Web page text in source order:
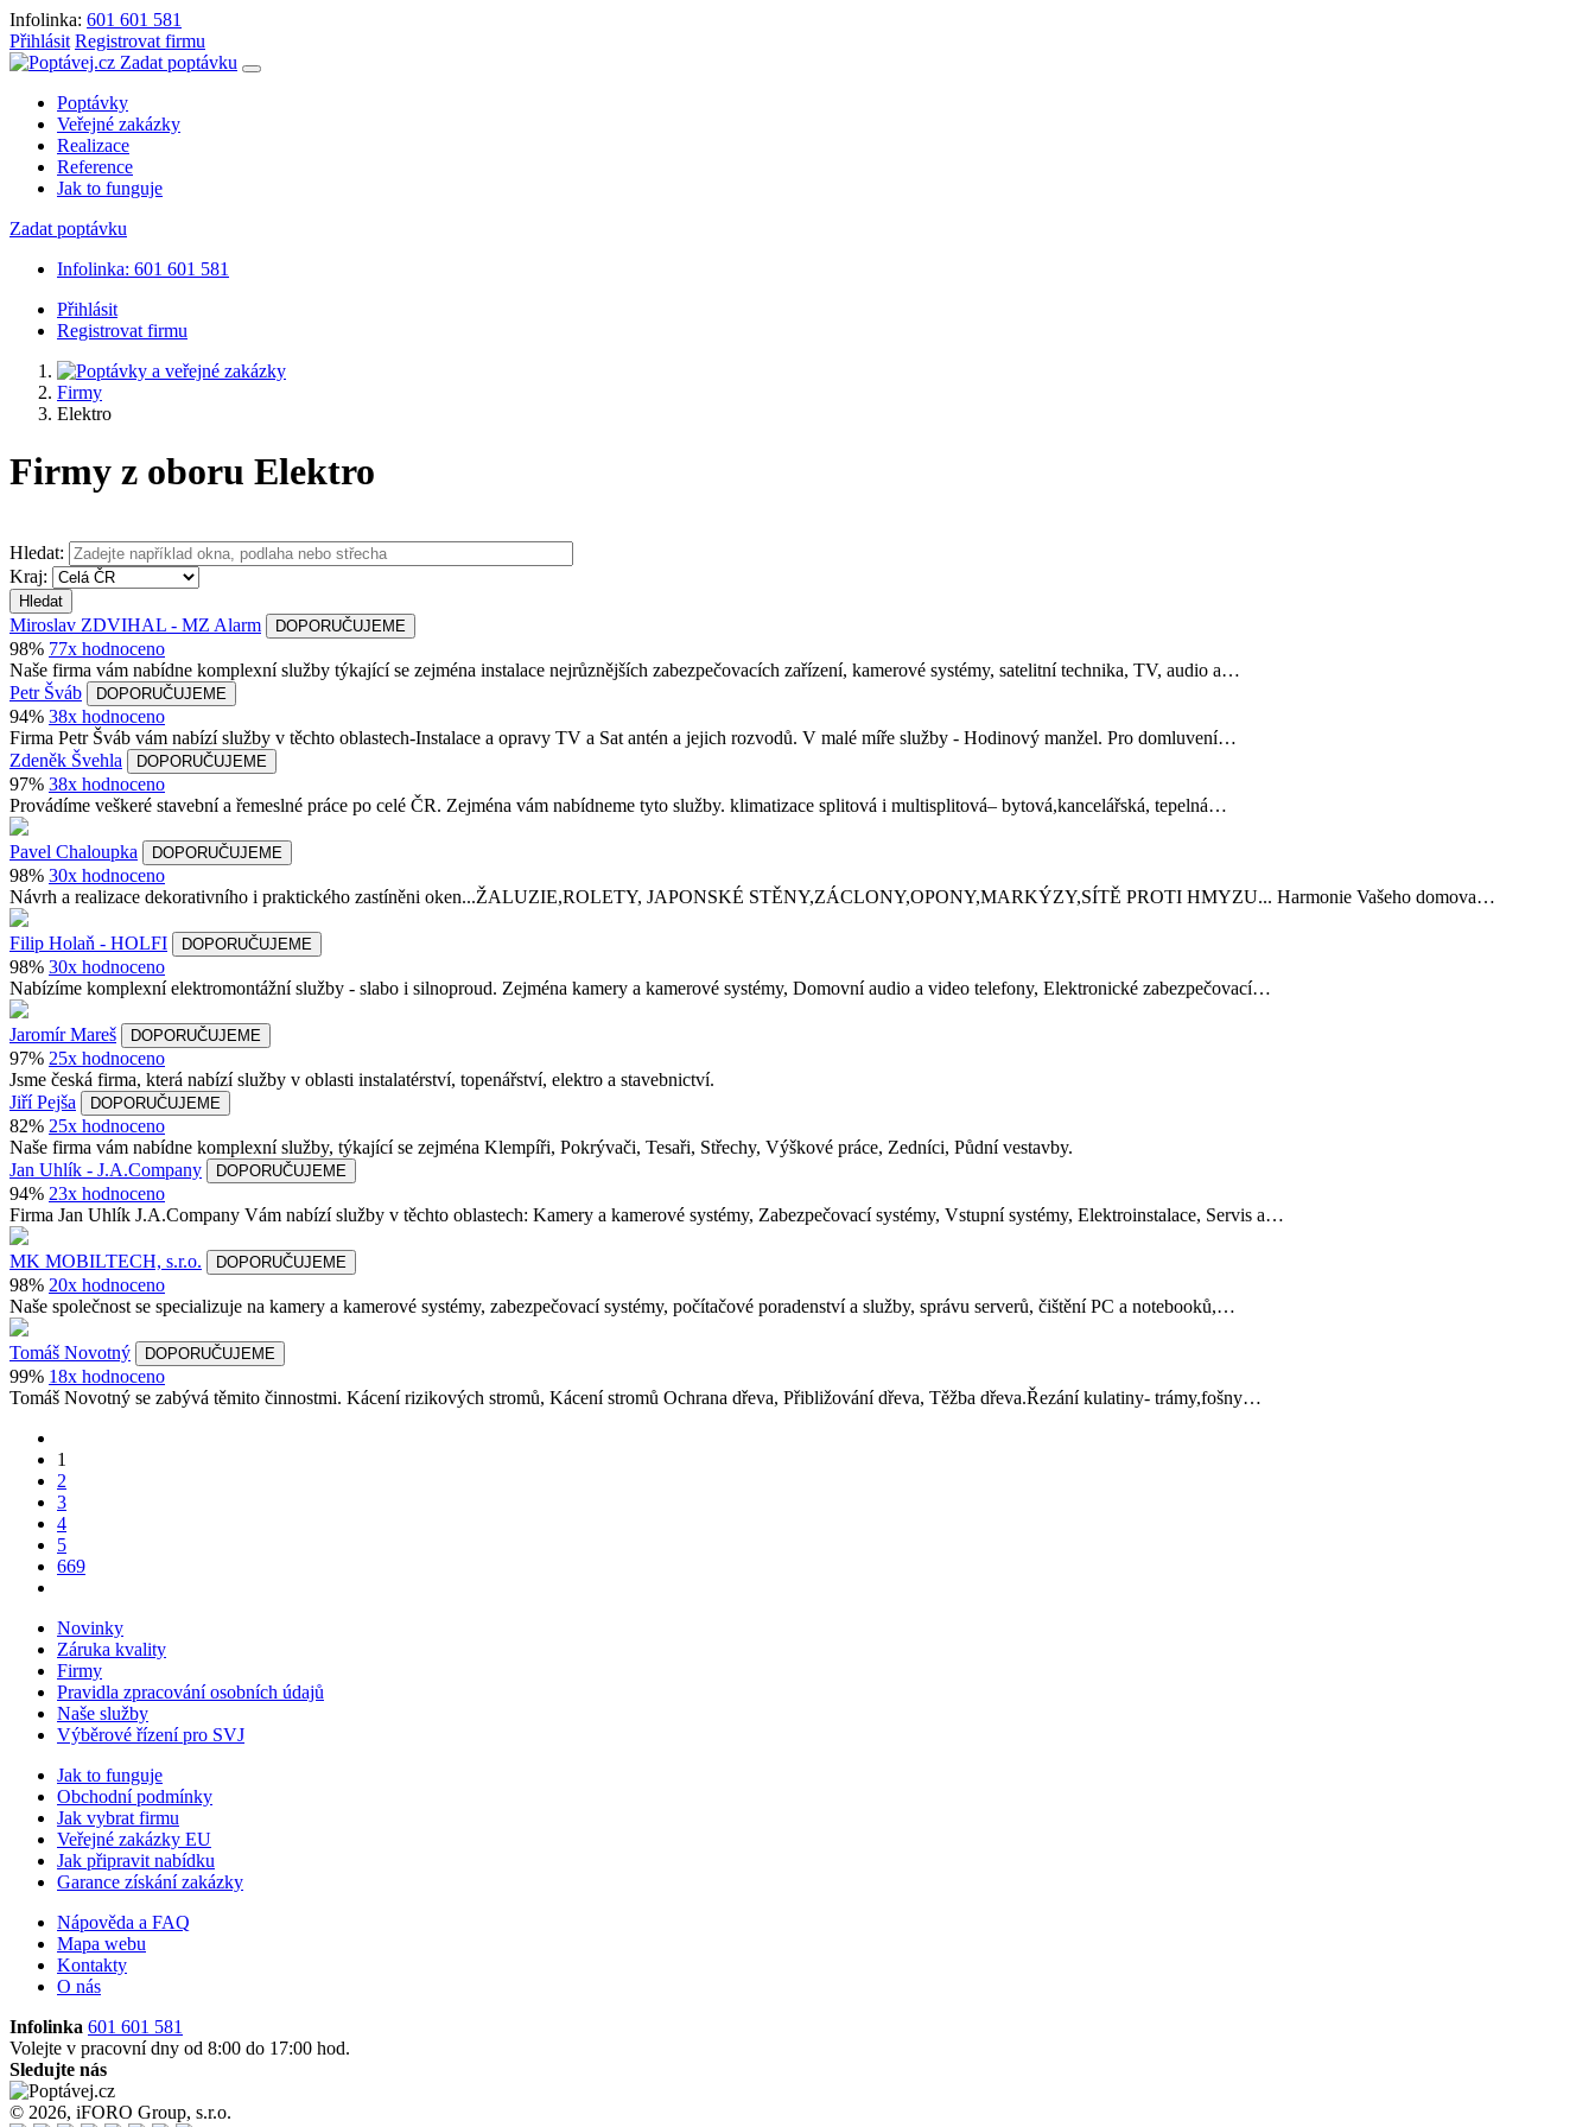
Infolinka: 601 601 581
Přihlásit Registrovat firmu
Zadat poptávku
Poptávky
Veřejné zakázky
Realizace
Reference
Jak to funguje
Zadat poptávku
Infolinka: 601 601 581
Přihlásit
Registrovat firmu
Firmy
Elektro
Firmy z oboru Elektro
Hledat:
Kraj:
Hledat
Miroslav ZDVIHAL - MZ Alarm DOPORUČUJEME
98% 77x hodnoceno
Naše firma vám nabídne komplexní služby týkající se zejména instalace nejrůznějších zabezpečovacích zařízení, kamerové systémy, satelitní technika, TV, audio a…
Petr Šváb
DOPORUČUJEME
94% 38x hodnoceno
Firma Petr Šváb vám nabízí služby v těchto oblastech-Instalace a opravy TV a Sat antén a jejich rozvodů. V malé míře služby - Hodinový manžel. Pro domluvení…
Zdeněk Švehla
DOPORUČUJEME
97% 38x hodnoceno
Provádíme veškeré stavební a řemeslné práce po celé ČR. Zejména vám nabídneme tyto služby. klimatizace splitová i multisplitová– bytová,kancelářská, tepelná…
Pavel Chaloupka DOPORUČUJEME
98% 30x hodnoceno
Návrh a realizace dekorativního i praktického zastíněni oken...ŽALUZIE,ROLETY, JAPONSKÉ STĚNY,ZÁCLONY,OPONY,MARKÝZY,SÍTĚ PROTI HMYZU... Harmonie Vašeho domova…
Filip Holaň - HOLFI DOPORUČUJEME
98% 30x hodnoceno
Nabízíme komplexní elektromontážní služby - slabo i silnoproud. Zejména kamery a kamerové systémy, Domovní audio a video telefony, Elektronické zabezpečovací…
Jaromír Mareš DOPORUČUJEME
97% 25x hodnoceno
Jsme česká firma, která nabízí služby v oblasti instalatérství, topenářství, elektro a stavebnictví.
Jiří Pejša
DOPORUČUJEME
82% 25x hodnoceno
Naše firma vám nabídne komplexní služby, týkající se zejména Klempíři, Pokrývači, Tesaři, Střechy, Výškové práce, Zedníci, Půdní vestavby.
Jan Uhlík - J.A.Company
DOPORUČUJEME
94% 23x hodnoceno
Firma Jan Uhlík J.A.Company Vám nabízí služby v těchto oblastech: Kamery a kamerové systémy, Zabezpečovací systémy, Vstupní systémy, Elektroinstalace, Servis a…
MK MOBILTECH, s.r.o. DOPORUČUJEME
98% 20x hodnoceno
Naše společnost se specializuje na kamery a kamerové systémy, zabezpečovací systémy, počítačové poradenství a služby, správu serverů, čištění PC a notebooků,…
Tomáš Novotný DOPORUČUJEME
99% 18x hodnoceno
Tomáš Novotný se zabývá těmito činnostmi. Kácení rizikových stromů, Kácení stromů Ochrana dřeva, Přibližování dřeva, Těžba dřeva.Řezání kulatiny- trámy,fošny…
1
2
3
4
5
669
Novinky
Záruka kvality
Firmy
Pravidla zpracování osobních údajů
Naše služby
Výběrové řízení pro SVJ
Jak to funguje
Obchodní podmínky
Jak vybrat firmu
Veřejné zakázky EU
Jak připravit nabídku
Garance získání zakázky
Nápověda a FAQ
Mapa webu
Kontakty
O nás
Infolinka 601 601 581
Volejte v pracovní dny od 8:00 do 17:00 hod.
Sledujte nás
© 2026, iFORO Group, s.r.o.